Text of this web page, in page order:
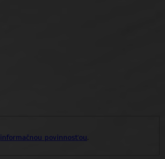
informačnou povinnosťou.